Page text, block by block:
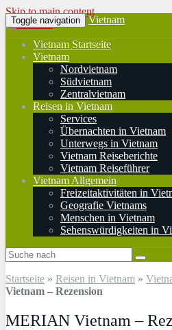
Skip to main content
Toggle navigation Vietnam
Vietnam Startseite
Vietnam
Nordvietnam
Südvietnam
Zentralvietnam
Reisen in Vietnam
Services
Übernachten in Vietnam
Unterwegs in Vietnam
Vietnam Reiseberichte
Vietnam Reiseführer
Vietnam Allgemein
Freizeitaktivitäten in
Geografie Vietnams
Menschen in Vietnam
Sehenswürdigkeiten in
Startseite » Reisen in Vietnam »
Vietnam – Rezension
MERIAN Vietnam –